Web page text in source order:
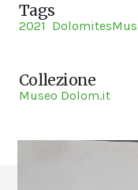
Tags
2021
Collezione
Museo Dolom.it